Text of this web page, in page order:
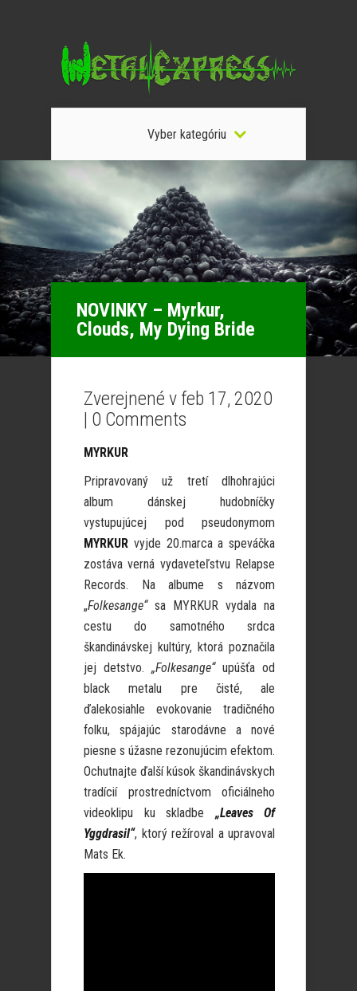
Vyber kategóriu
NOVINKY – Myrkur,
Clouds, My Dying Bride
Zverejnené v feb 17, 2020
| 0 Comments
MYRKUR
Pripravovaný už tretí dlhohrajúci
album dánskej hudobníčky
vystupujúcej pod pseudonymom
MYRKUR vyjde 20.marca a speváčka
zostáva verná vydaveteľstvu Relapse
Records. Na albume s názvom
„Folkesange“sa MYRKUR vydala na
cestu do samotného srdca
škandinávskej kultúry, ktorá poznačila
jej detstvo. „Folkesange“upúšťa od
black metalu pre čisté, ale
ďalekosiahle evokovanie tradičného
folku, spájajúc starodávne a nové
piesne s úžasne rezonujúcim efektom.
Ochutnajte ďalší kúsok škandinávskych
tradícií prostredníctvom oficiálneho
videoklipu ku skladbe „Leaves Of
Yggdrasil“, ktorý režíroval a upravoval
Mats Ek.